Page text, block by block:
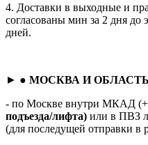
4. Доставки в выходные и
согласованы мин за 2 дня
дней.
► ● МОСКВА И ОБЛАСТЬ
- по Москве внутри МКАД
подъезда/лифта) или в ПВЗ
(для последущей отправки в